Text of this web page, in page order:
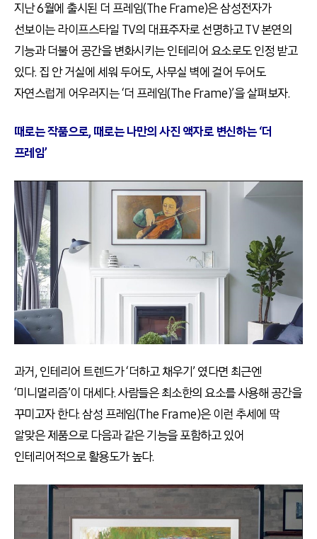
지난 6월에 출시된 더 프레임(The Frame)은 삼성전자가
선보이는 라이프스타일 TV의 대표주자로 선명하고 TV 본연의
기능과 더불어 공간을 변화시키는 인테리어 요소로도 인정 받고
있다. 집 안 거실에 세워 두어도, 사무실 벽에 걸어 두어도
자연스럽게 어우러지는 ‘더 프레임(The Frame)’을 살펴보자.
때로는 작품으로, 때로는 나만의 사진 액자로 변신하는 ‘더
프레임’
과거, 인테리어 트렌드가 ‘더하고 채우기’ 였다면 최근엔
‘미니멀리즘’이 대세다. 사람들은 최소한의 요소를 사용해 공간을
꾸미고자 한다. 삼성 프레임(The Frame)은 이런 추세에 딱
알맞은 제품으로 다음과 같은 기능을 포함하고 있어
인테리어적으로 활용도가 높다.